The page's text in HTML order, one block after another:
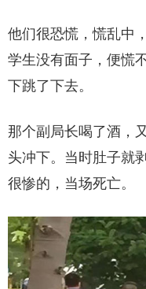
他们很恐慌，慌乱中
学生没有面子，便慌
下跳了下去。
那个副局长喝了酒，
头冲下。当时肚子就
很惨的，当场死亡。